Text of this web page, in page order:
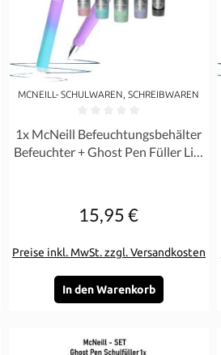
MCNEILL- SCHULWAREN, SCHREIBWAREN
1x McNeill Befeuchtungsbehälter
Befeuchter + Ghost Pen Füller Lila
Regulärer Preis:
15,95 €
Preise inkl. MwSt. zzgl. Versandkosten
In den Warenkorb